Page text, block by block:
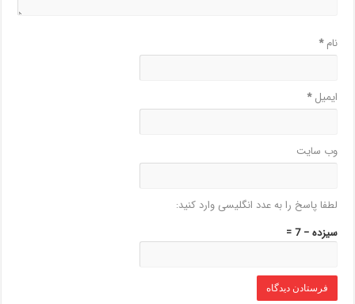
نام*
ایمیل*
وب‌ سایت
لطفا پاسخ را به عدد انگلیسی وارد کنید:
سیزده − 7 =